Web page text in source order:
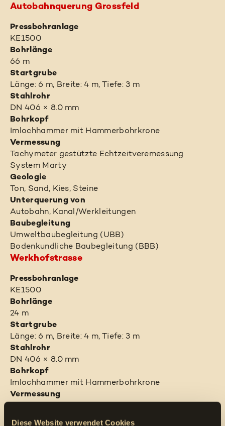
Diese Website verwendet Cookies
Autobahnquerung Grossfeld
Pressbohranlage
KE1500
Bohrlänge
66 m
Startgrube
Länge: 6 m, Breite: 4 m, Tiefe: 3 m
Stahlrohr
DN 406 × 8.0 mm
Bohrkopf
Imlochhammer mit Hammerbohrkrone
Vermessung
Tachymeter gestützte Echtzeitveremessung
System Marty
Geologie
Ton, Sand, Kies, Steine
Unterquerung von
Autobahn, Kanal/Werkleitungen
Baubegleitung
Umweltbaubegleitung (UBB)
Bodenkundliche Baubegleitung (BBB)
Werkhofstrasse
Pressbohranlage
KE1500
Bohrlänge
24 m
Startgrube
Länge: 6 m, Breite: 4 m, Tiefe: 3 m
Stahlrohr
DN 406 × 8.0 mm
Bohrkopf
Imlochhammer mit Hammerbohrkrone
Vermessung